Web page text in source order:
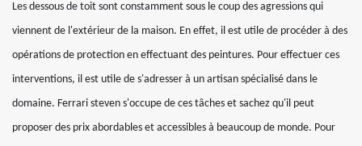
Les dessous de toit sont constamment sous le coup des agressions qui
viennent de l'extérieur de la maison. En effet, il est utile de procéder à des
opérations de protection en effectuant des peintures. Pour effectuer ces
interventions, il est utile de s'adresser à un artisan spécialisé dans le
domaine. Ferrari steven s'occupe de ces tâches et sachez qu'il peut
proposer des prix abordables et accessibles à beaucoup de monde. Pour